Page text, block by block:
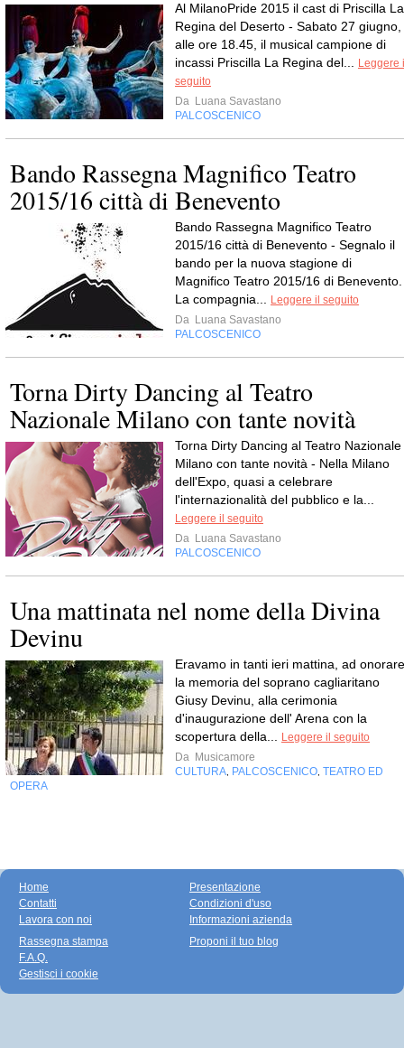
Al MilanoPride 2015 il cast di Priscilla La
Regina del Deserto - Sabato 27 giugno,
alle ore 18.45, il musical campione di
incassi Priscilla La Regina del...
Leggere
seguito
Da Luana Savastano
PALCOSCENICO
Bando Rassegna Magnifico Teatro
2015/16 città di Benevento
Bando Rassegna Magnifico Teatro
2015/16 città di Benevento - Segnalo il
bando per la nuova stagione di
Magnifico Teatro 2015/16 di Benevento.
La compagnia...
Leggere il seguito
Da Luana Savastano
PALCOSCENICO
Torna Dirty Dancing al Teatro
Nazionale Milano con tante novità
Torna Dirty Dancing al Teatro Nazionale
Milano con tante novità - Nella Milano
dell'Expo, quasi a celebrare
l'internazionalità del pubblico e la...
Leggere il seguito
Da Luana Savastano
PALCOSCENICO
Una mattinata nel nome della Divina
Devinu
Eravamo in tanti ieri mattina, ad onorare
la memoria del soprano cagliaritano
Giusy Devinu, alla cerimonia
d'inaugurazione dell' Arena con la
scopertura della...
Leggere il seguito
Da Musicamore
CULTURA PALCOSCENICO TEATRO ED
OPERA
Home
Contatti
Lavora con noi
Presentazione
Condizioni d'uso
Informazioni azienda
Rassegna stampa
F.A.Q.
Gestisci i cookie
Proponi il tuo blog